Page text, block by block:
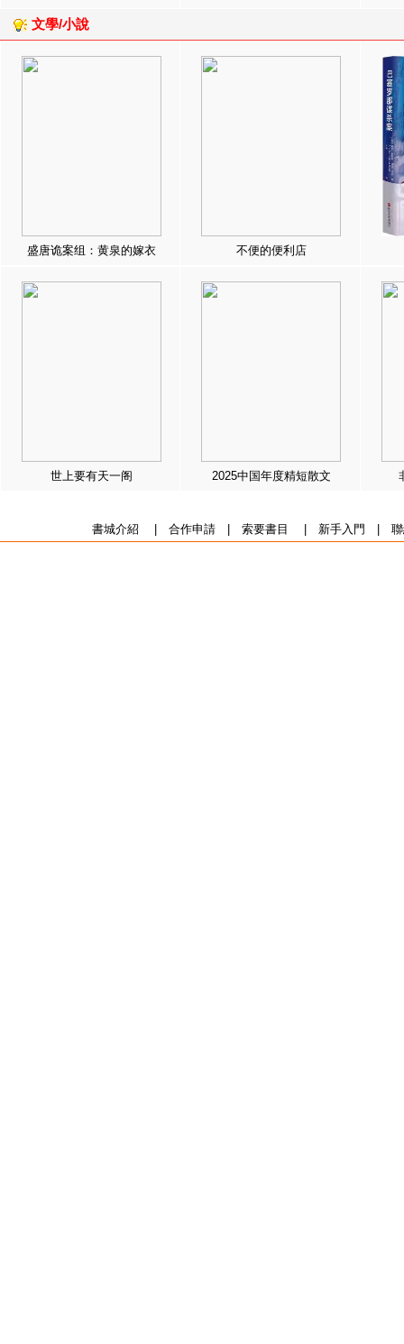
文學/小說
盛唐诡案组：黄泉的嫁衣 不便的便利店
世上要有天一阁 2025中国年度精短散文
書城介紹 合作申請| 索要書目 新手入門